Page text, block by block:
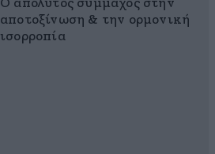
Ο απόλυτος σύμμαχος στην
αποτοξίνωση & την ορμονική
ισορροπία